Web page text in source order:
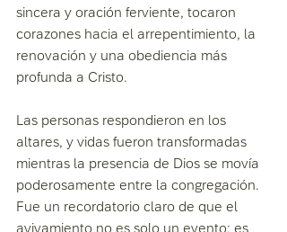
sincera y oración ferviente, tocaron
corazones hacia el arrepentimiento, la
renovación y una obediencia más
profunda a Cristo.
Las personas respondieron en los
altares, y vidas fueron transformadas
mientras la presencia de Dios se movía
poderosamente entre la congregación.
Fue un recordatorio claro de que el
avivamiento no es solo un evento: es